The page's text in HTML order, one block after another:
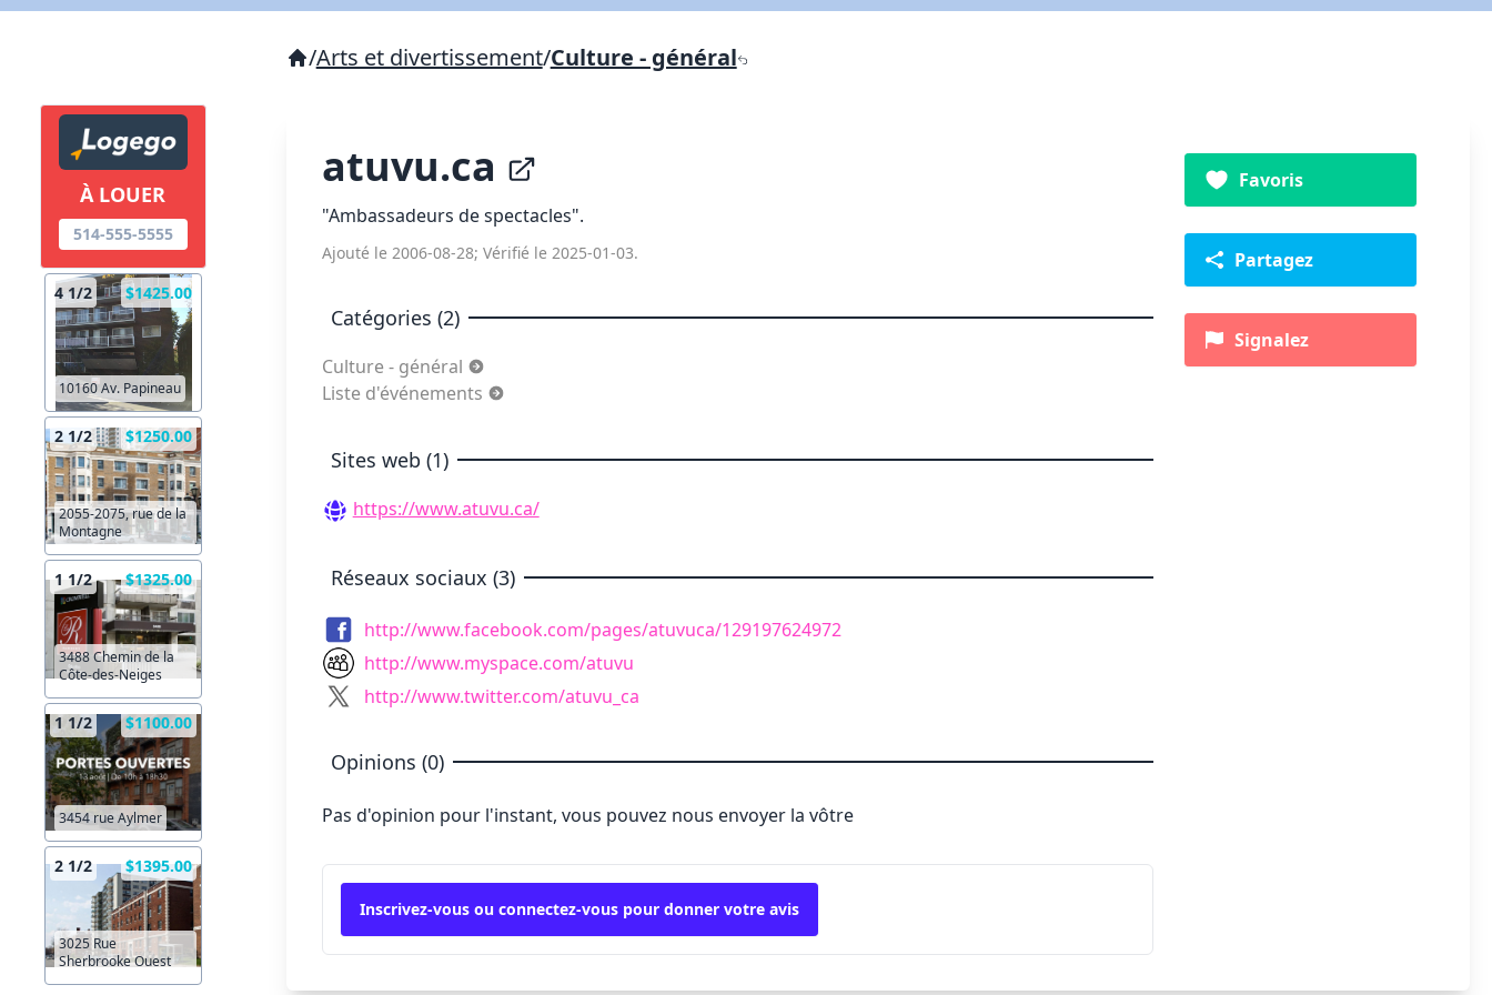
À LOUER
514-555-5555
4 1/2 $1425.00
10160 Av. Papineau
2 1/2 $1250.00
2055-2075, rue de la
Montagne
1 1/2 $1325.00
3488 Chemin de la
Côte-des-Neiges
1 1/2 $1100.00
3454 rue Aylmer
2 1/2 $1395.00
3025 Rue
Sherbrooke Ouest
/Arts et divertissement/Culture - général
atuvu.ca
"Ambassadeurs de spectacles".
Ajouté le 2006-08-28; Vérifié le 2025-01-03.
Catégories (2)
Culture - général
Liste d'événements
Sites web (1)
https://www.atuvu.ca/
Réseaux sociaux (3)
http://www.facebook.com/pages/atuvuca/129197624972
http://www.myspace.com/atuvu
http://www.twitter.com/atuvu_ca
Opinions (0)
Pas d'opinion pour l'instant, vous pouvez nous envoyer la vôtre
Inscrivez-vous ou connectez-vous pour donner votre avis
Favoris
Partagez
Signalez